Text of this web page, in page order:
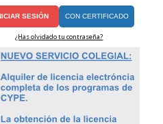
CON CERTIFICADO
¿Has olvidado tu contraseña?